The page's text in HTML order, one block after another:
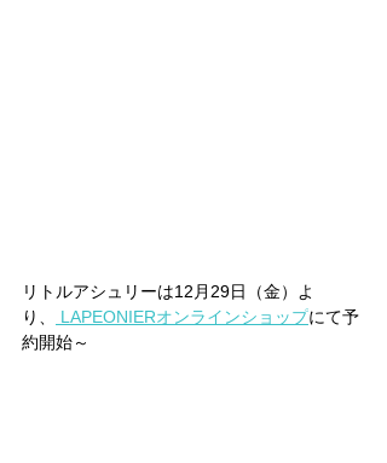
リトルアシュリーは12月29日（金）よ
り、
LAPEONIERオンラインショップにて予
約開始～